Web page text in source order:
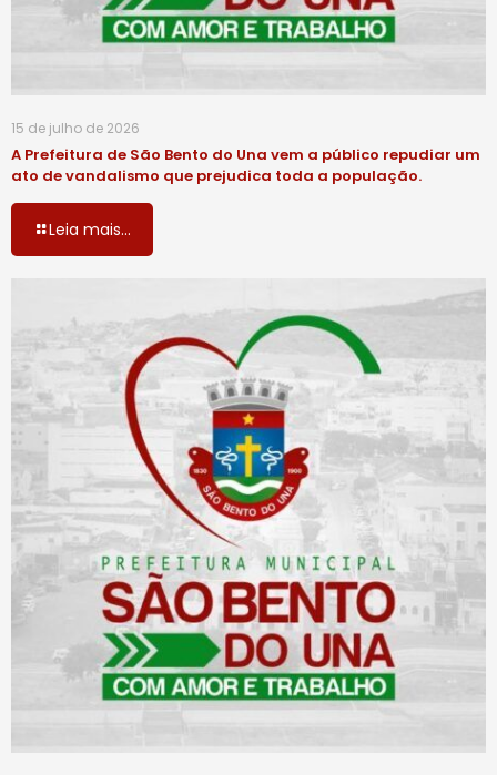
15 de julho de 2026
A Prefeitura de São Bento do Una vem a público repudiar um
ato de vandalismo que prejudica toda a população.
Leia mais...